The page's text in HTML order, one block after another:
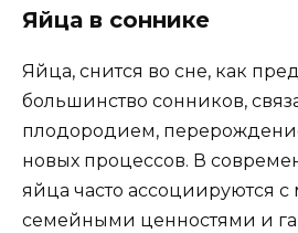
Яйца в соннике
Яйца, снится во сне, как
большинство сонников,
плодородием,
новых процессов. В
яйца часто ассоциируются с
семейными ценностями и